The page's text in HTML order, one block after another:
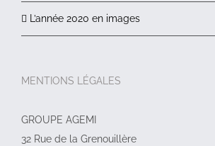
L’année 2020 en images
MENTIONS LÉGALES
GROUPE AGEMI
32 Rue de la Grenouillère